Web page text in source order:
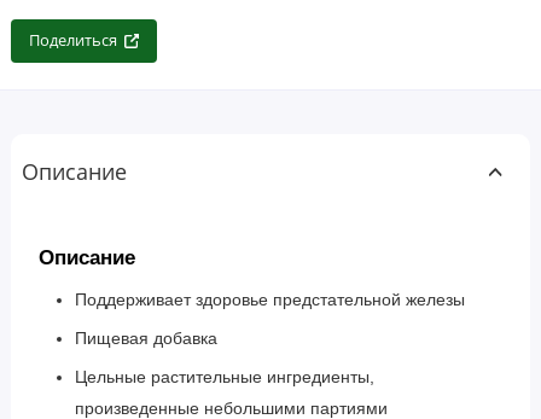
Поделиться
Описание
Описание
Поддерживает здоровье предстательной железы
Пищевая добавка
Цельные растительные ингредиенты,
произведенные небольшими партиями